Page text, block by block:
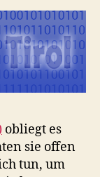
obliegt es
sie offen
tun, um